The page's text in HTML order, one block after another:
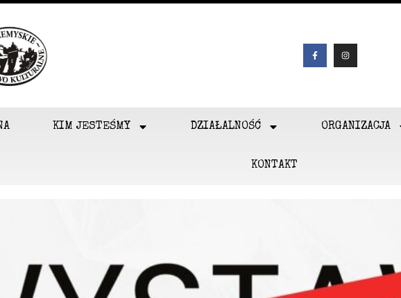
KIM JESTEŚMY DZIAŁALNOŚĆ ORGANIZACJA
KONTAKT